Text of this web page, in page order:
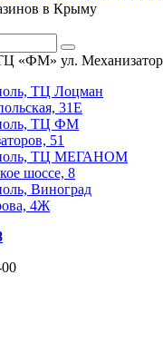
в Крыму
«ФМ» ул.
ТЦ Лоцман
31Е
ТЦ ФМ
51
ТЦ МЕГАНОМ
шоссе, 8
Виноград
4Ж